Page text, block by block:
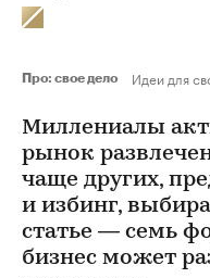
Про: свое дело Идеи для
Миллениалы
рынок
чаще других,
и избинг,
статье — семь
бизнес может